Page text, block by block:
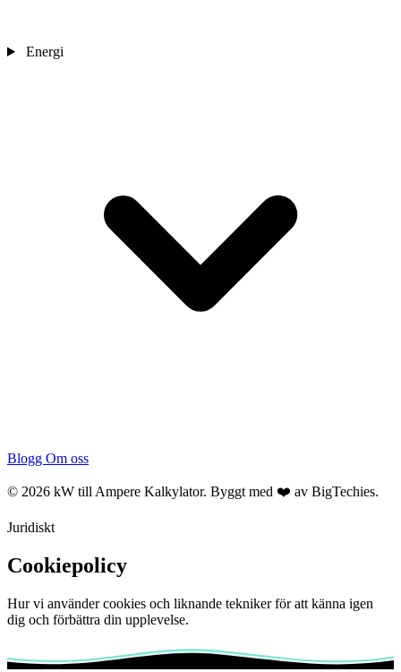
Energi
Blogg Om oss
© 2026 kW till Ampere Kalkylator. Byggt med ❤️ av BigTechies.
Juridiskt
Cookiepolicy
Hur vi använder cookies och liknande tekniker för att känna igen
dig och förbättra din upplevelse.